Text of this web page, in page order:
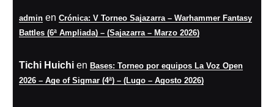
admin en Crónica: V Torneo Sajazarra – Warhammer Fantasy
Battles (6ª Ampliada) – (Sajazarra – Marzo 2026)
Tichi Huichi en Bases: Torneo por equipos La Voz Open
2026 – Age of Sigmar (4ª) – (Lugo – Agosto 2026)